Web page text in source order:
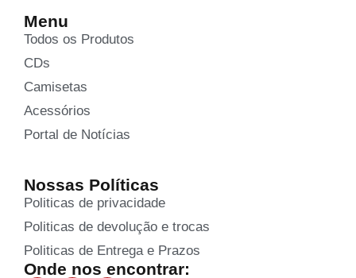
Menu
Todos os Produtos
CDs
Camisetas
Acessórios
Portal de Notícias
Nossas Políticas
Politicas de privacidade
Politicas de devolução e trocas
Politicas de Entrega e Prazos
Onde nos encontrar: